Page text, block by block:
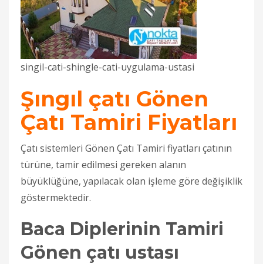
singil-cati-shingle-cati-uygulama-ustasi
Şıngıl çatı Gönen
Çatı Tamiri Fiyatları
Çatı sistemleri Gönen Çatı Tamiri fiyatları çatının
türüne, tamir edilmesi gereken alanın
büyüklüğüne, yapılacak olan işleme göre değişiklik
göstermektedir.
Baca Diplerinin Tamiri
Gönen çatı ustası